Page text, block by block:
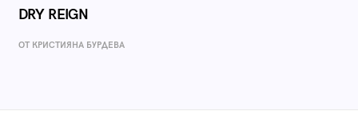
DRY REIGN
ОТ КРИСТИЯНА БУРДЕВА